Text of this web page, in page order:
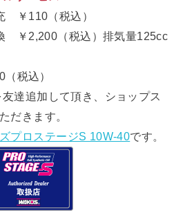
￥110（税込）
￥2,200（税込）排気量125cc
税込）
友達追加して頂き、ショップス
だきます。
プロステージS 10W-40です。